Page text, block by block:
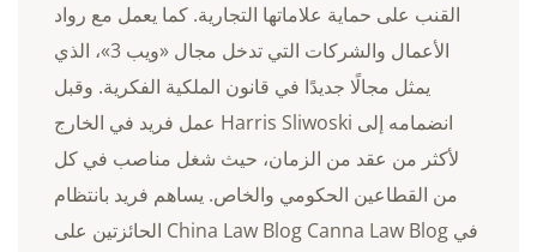
القنب على حماية علاماتها التجارية. كما يعمل مع رواد
الأعمال والشركات التي تدخل مجال «ويب 3»، الذي
يمثل مجالًا جديدًا في قانون الملكية الفكرية. وقبل
انضمامه إلى Harris Sliwoski عمل فريد في الخارج
لأكثر من عقد من الزمان، حيث شغل مناصب في كل
من القطاعين الحكومي والخاص. يساهم فريد بانتظام
في China Law Blog Canna Law Blog الحائزتين على